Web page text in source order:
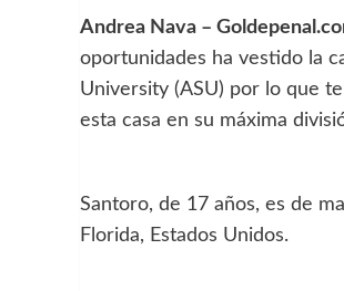
Andrea Nava –
oportunidades ha vestido la
University (ASU) por lo que
esta casa en su máxima
Santoro, de 17 años, es de
Florida, Estados Unidos.